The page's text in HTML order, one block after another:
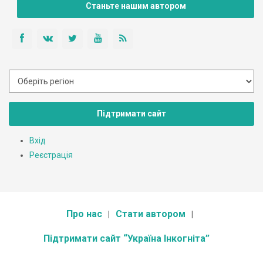
Станьте нашим автором
Підтримати сайт
Вхід
Реєстрація
Про нас Стати автором
Підтримати сайт “Україна Інкогніта”